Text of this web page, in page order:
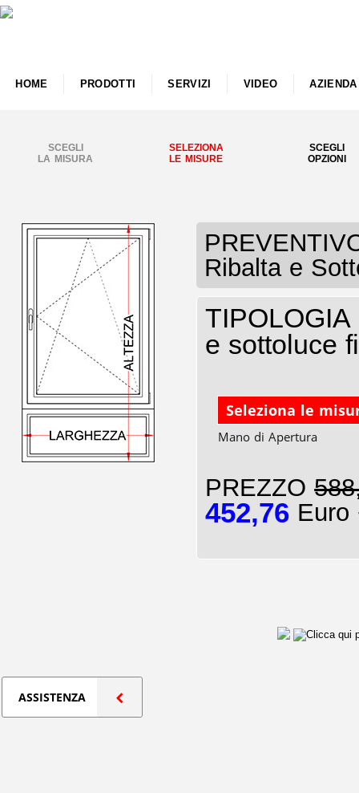
HOME PRODOTTI SERVIZI VIDEO AZIENDA
SCEGLI
LA MISURA
SELEZIONA
LE MISURE
SCEGLI
OPZIONI
Ribalta e
e sottoluce
Seleziona le
Mano di Apertura
PREZZO
452,76 Euro
ASSISTENZA